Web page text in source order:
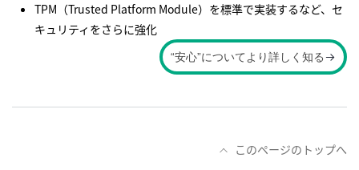
TPM（Trusted Platform Module）を標準で実装するなど、セ
キュリティをさらに強化
“安心”についてより詳しく知る
このページのトップへ